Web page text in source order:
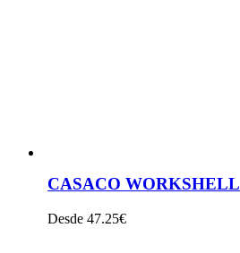
CASACO WORKSHELL
Desde 47.25€